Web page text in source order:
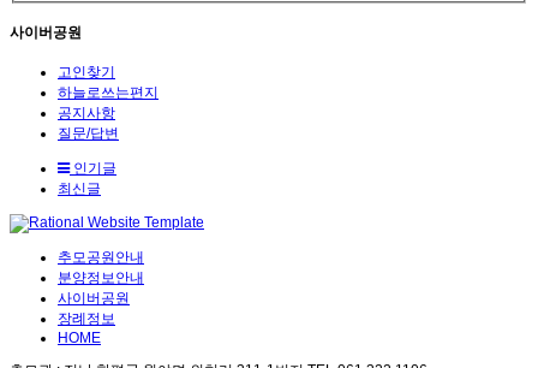
사이버공원
고인찾기
하늘로쓰는편지
공지사항
질문/답변
인기글
최신글
추모공원안내
분양정보안내
사이버공원
장례정보
HOME